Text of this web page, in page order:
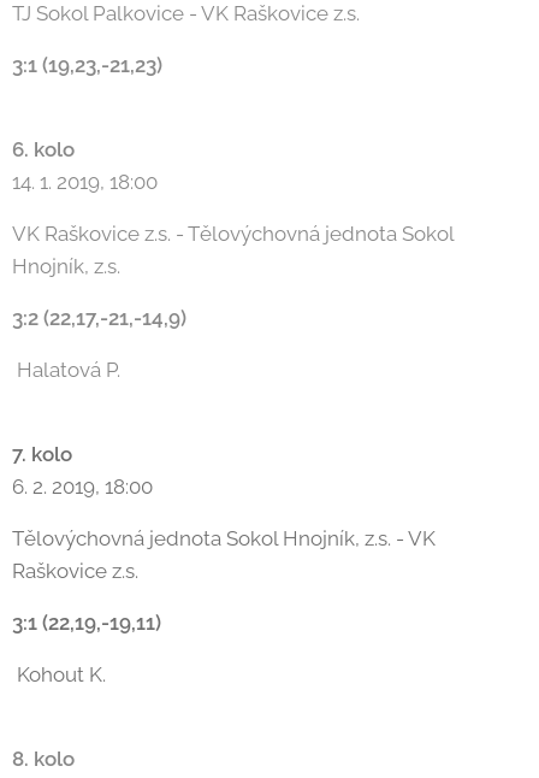
TJ Sokol Palkovice - VK Raškovice z.s.
3:1 (19,23,-21,23)
6. kolo
14. 1. 2019, 18:00
VK Raškovice z.s. - Tělovýchovná jednota Sokol
Hnojník, z.s.
3:2 (22,17,-21,-14,9)
Halatová P.
7. kolo
6. 2. 2019, 18:00
Tělovýchovná jednota Sokol Hnojník, z.s. - VK
Raškovice z.s.
3:1 (22,19,-19,11)
Kohout K.
8. kolo